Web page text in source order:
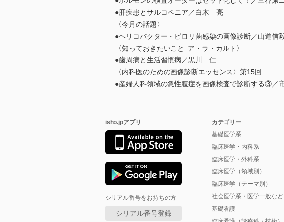
●肝疾患とサルコペニア／白木 亮
〈今月の話題〉
●ヘリコバクター・ピロリ菌感染の画像診断／山道信
〈知っておきたいこと ア・ラ・カルト〉
●歯周病と生活習慣病／黒川 仁
〈内科医のための画像診断エッセンス〉第15回
●産婦人科領域の急性腹症を画像検査で診断する③／
isho.jpアプリ
シリアル番号をお持ちの方
シリアル番号登録
カテゴリー
基礎医学系
臨床医学・内科系
臨床医学・外科系
臨床医学（領域別）
臨床医学（テーマ別）
社会医学系・医学一般など
基礎看護